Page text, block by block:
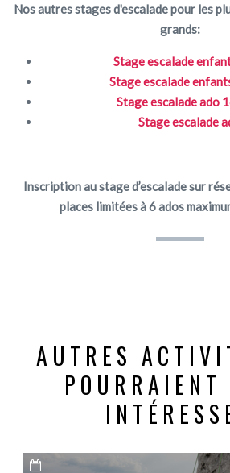
Nos autres stages d'escalade pour les
grands:
Stage escalade
Stage escalade
Stage escalade ado
Stage escalade
Inscription au stage d’escalade sur
places limitées à 6 ados
AUTRES
POURRAIENT